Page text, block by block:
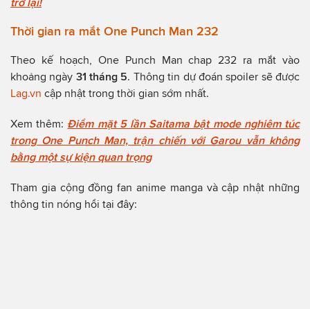
Thời gian ra mắt One Punch Man 232
Theo kế hoạch, One Punch Man chap 232 ra mắt vào
khoảng ngày 31 tháng 5. Thông tin dự đoán spoiler sẽ được
Lag.vn cập nhật trong thời gian sớm nhất.
Xem thêm: Điểm mặt 5 lần Saitama bật mode nghiêm túc
trong One Punch Man, trận chiến với Garou vẫn không
bằng một sự kiện quan trọng
Tham gia cộng đồng fan anime manga và cập nhật những
thông tin nóng hổi tại đây: